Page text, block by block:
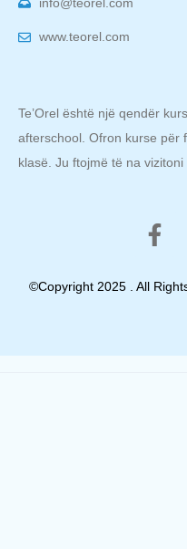
info@teorel.com
www.teorel.com
Te’Orel është një qendër
afterschool. Ofron kurse për
klasë. Ju ftojmë të na
©Copyright 2025 . All